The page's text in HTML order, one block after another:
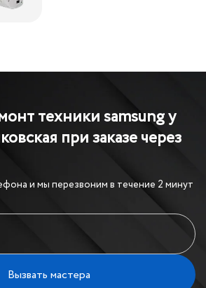
техники samsung у
при заказе через
и мы перезвоним в течение 2 минут
Вызвать мастера